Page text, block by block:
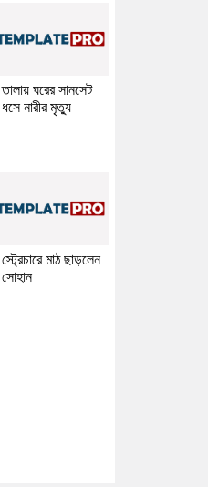
তালায় ঘরের সানসেট
ধসে নারীর মৃত্যু
স্ট্রেচারে মাঠ ছাড়লেন
সোহান